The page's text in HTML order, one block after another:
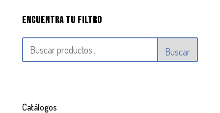
Encuentra tu filtro
Buscar
Catálogos